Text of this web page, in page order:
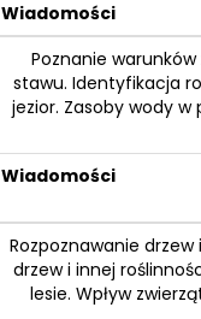
Wiadomości
Poznanie
stawu. Identyfikacja
jezior. Zasoby wody w
Wiadomości
Rozpoznawanie
drzew i innej
lesie. Wpływ